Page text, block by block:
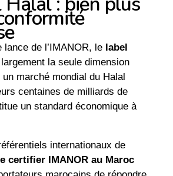
lance de l’IMANOR, le label
la seule dimension
marché mondial du Halal
centaines de milliards de
un standard économique à
internationaux de
certifier IMANOR au Maroc